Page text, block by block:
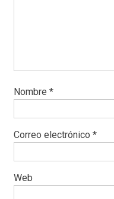
Nombre *
Correo electrónico *
Web